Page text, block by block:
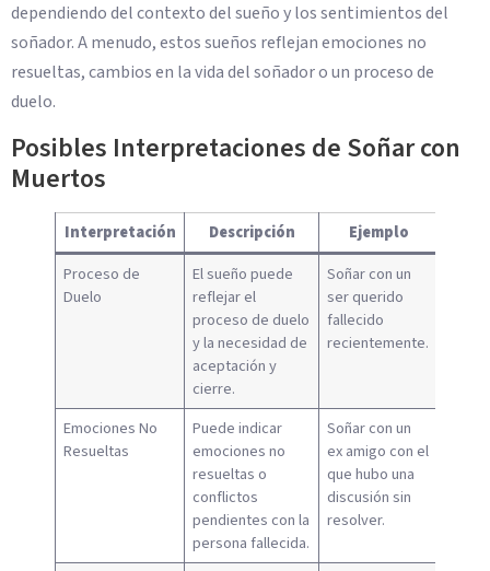
dependiendo del contexto del sueño y los sentimientos del
soñador. A menudo, estos sueños reflejan emociones no
resueltas, cambios en la vida del soñador o un proceso de
duelo.
Posibles Interpretaciones de Soñar con
Muertos
Interpretación Descripción
Ejemplo
Proceso de
Duelo
El sueño puede
reflejar el
proceso de duelo
y la necesidad de
aceptación y
cierre.
Soñar con un
ser querido
fallecido
recientemente.
Emociones No
Resueltas
Puede indicar
emociones no
resueltas o
conflictos
pendientes con la
persona fallecida.
Soñar con un
ex amigo con el
que hubo una
discusión sin
resolver.